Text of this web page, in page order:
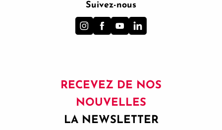
Suivez-nous
RECEVEZ DE NOS
NOUVELLES
LA NEWSLETTER